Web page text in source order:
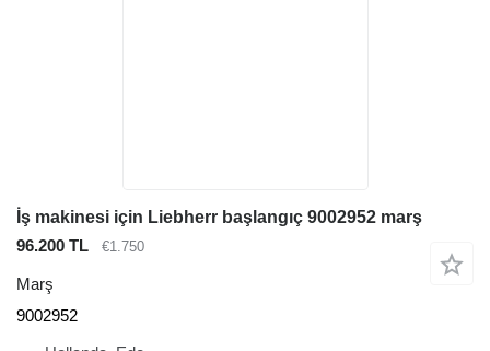
İş makinesi için Liebherr başlangıç 9002952 marş
96.200 TL
€1.750
Marş
9002952